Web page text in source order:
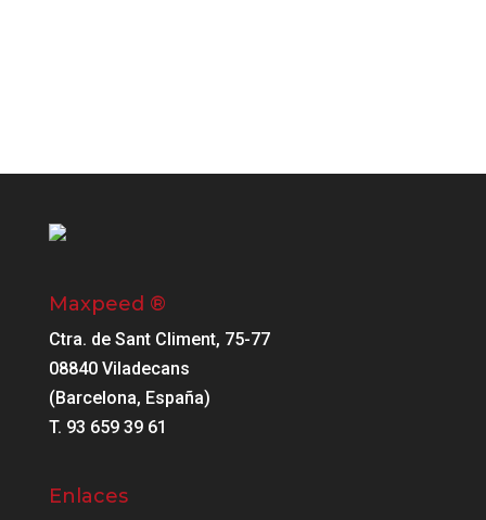
Maxpeed ®
Ctra. de Sant Climent, 75-77
08840 Viladecans
(Barcelona, España)
T. 93 659 39 61
Enlaces